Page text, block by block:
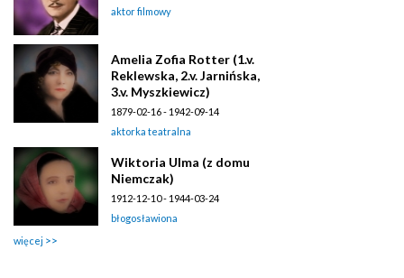
aktor filmowy
Amelia Zofia Rotter (1.v.
Reklewska, 2.v. Jarnińska,
3.v. Myszkiewicz)
1879-02-16 - 1942-09-14
aktorka teatralna
Wiktoria Ulma (z domu
Niemczak)
1912-12-10 - 1944-03-24
błogosławiona
więcej